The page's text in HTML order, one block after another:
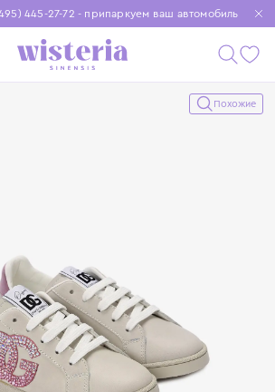
445-27-72 - припаркуем ваш автомобиль
доставка при заказе от 15 000 ₽
чтобы покупки были еще удобнее
Похожие